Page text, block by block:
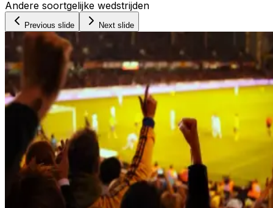
Andere soortgelijke wedstrijden
Previous slide Next slide